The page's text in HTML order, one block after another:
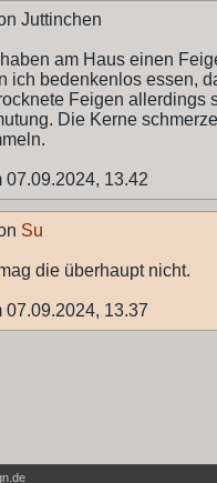
Juttinchen
am Haus einen
ich bedenkenlos essen,
Feigen allerdings
Die Kerne
07.09.2024, 13.42
Su
die überhaupt nicht.
07.09.2024, 13.37